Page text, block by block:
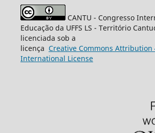
CANTU - Congresso
Educação da UFFS LS - Território
licenciada sob a
licença Creative Commons Attribution
International License